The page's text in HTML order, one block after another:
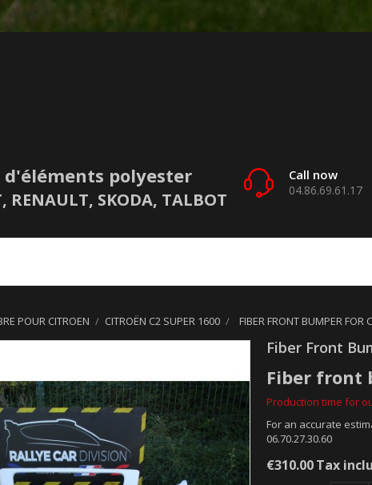
d'éléments polyester
SKODA, TALBOT
Call now
04.86.69.61.17
POUR CITROEN CITROËN C2 SUPER 1600 FIBER FRONT BUMPER FOR
Fiber Front
Fiber front
Production time for
For an accurate
06.70.27.30.60
€310.00Tax